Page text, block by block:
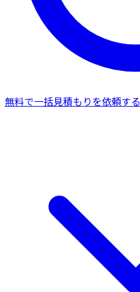
無料で一括見積もりを依頼する